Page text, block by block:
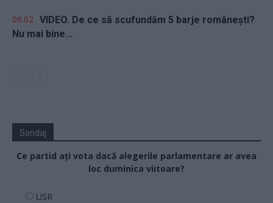
06.02 VIDEO. De ce să scufundăm 5 barje românești?
Nu mai bine...
Sondaj
Ce partid ați vota dacă alegerile parlamentare ar avea
loc duminica viitoare?
USR